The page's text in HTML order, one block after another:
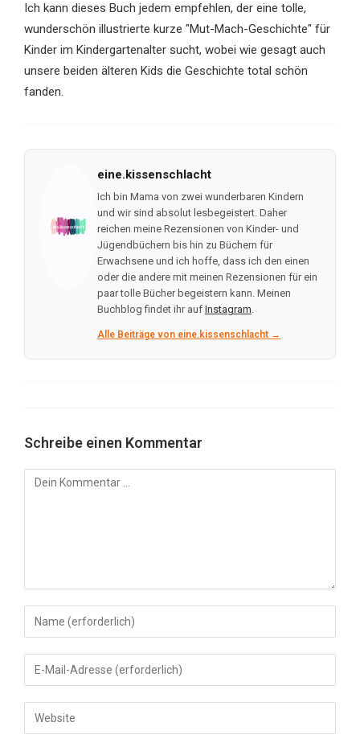
Ich kann dieses Buch jedem empfehlen, der eine tolle,
wunderschön illustrierte kurze "Mut-Mach-Geschichte" für
Kinder im Kindergartenalter sucht, wobei wie gesagt auch
unsere beiden älteren Kids die Geschichte total schön
fanden.
eine.kissenschlacht
Ich bin Mama von zwei wunderbaren Kindern
und wir sind absolut lesbegeistert. Daher
reichen meine Rezensionen von Kinder- und
Jügendbüchern bis hin zu Büchern für
Erwachsene und ich hoffe, dass ich den einen
oder die andere mit meinen Rezensionen für ein
paar tolle Bücher begeistern kann. Meinen
Buchblog findet ihr auf Instagram.
Alle Beiträge von eine.kissenschlacht →
Schreibe einen Kommentar
Kommentar
Gib
deinen
Namen
oder
zum
Kommentieren
Gib
deine
E-
Mail-
Gib
deine